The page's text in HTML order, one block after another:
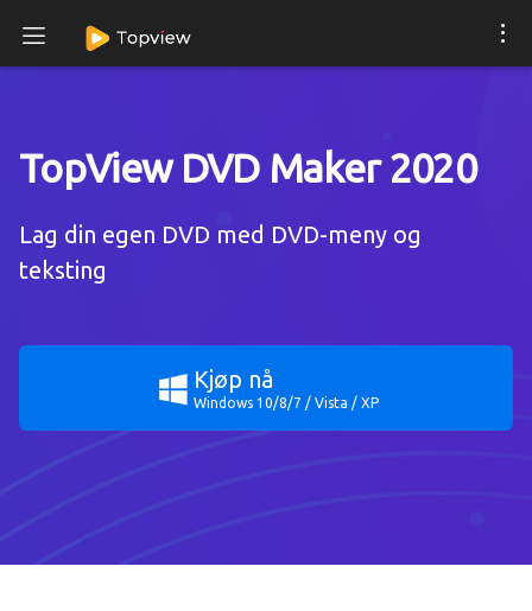
TopView DVD Maker 2020
Lag din egen DVD med DVD-meny og
teksting
Kjøp nå
Windows 10/8/7 / Vista / XP